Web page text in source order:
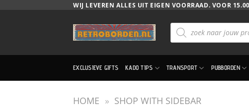
WIJ LEVEREN ALLES UIT EIGEN VOORRAAD. VOOR
Producten
zoeken
EXCLUSIEVE GIFTS KADO TIPS TRANSPORT PUBBORDEN
HOME » SHOP WITH SIDEBAR